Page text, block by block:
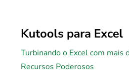
Kutools para Excel
Turbinando o Excel com mais
Recursos Poderosos